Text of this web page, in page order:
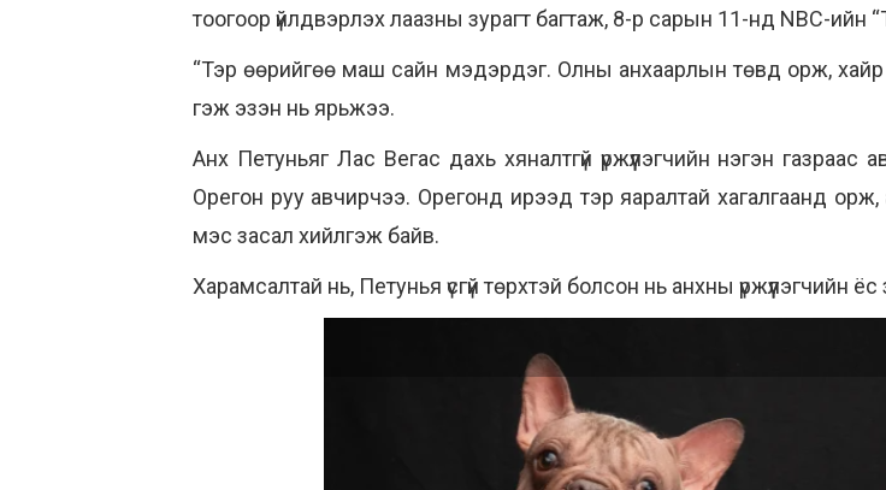
тоогоор үйлдвэрлэх лаазны зурагт багтаж, 8-р сарын 11-нд NBC-ийн
“Тэр өөрийгөө маш сайн мэдэрдэг. Олны анхаарлын төвд орж, хайр
гэж эзэн нь ярьжээ.
Анх Петуньяг Лас Вегас дахь хяналтгүй үржүүлэгчийн нэгэн
Орегон руу авчирчээ. Орегонд ирээд тэр яаралтай хагалгаанд орж,
мэс засал хийлгэж байв.
Харамсалтай нь, Петунья үсгүй төрхтэй болсон нь анхны үржүүлэгчийн ёс